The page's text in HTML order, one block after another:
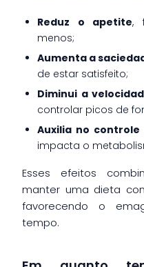
Reduz o apetite,
menos;
Aumenta a
de estar satisfeito;
Diminui a
controlar picos de
Auxilia no controle
impacta o
Esses efeitos
manter uma dieta
favorecendo o
tempo.